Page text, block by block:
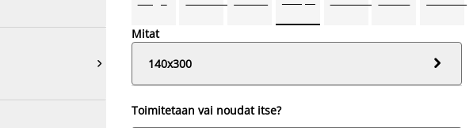

Mitat
140x300

Toimitetaan vai noudat itse?